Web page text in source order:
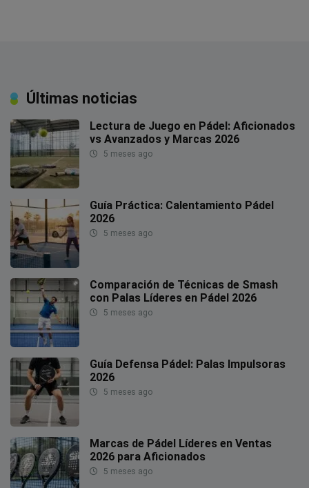
Últimas noticias
Lectura de Juego en Pádel: Aficionados
vs Avanzados y Marcas 2026
5 meses ago
Guía Práctica: Calentamiento Pádel
2026
5 meses ago
Comparación de Técnicas de Smash
con Palas Líderes en Pádel 2026
5 meses ago
Guía Defensa Pádel: Palas Impulsoras
2026
5 meses ago
Marcas de Pádel Líderes en Ventas
2026 para Aficionados
5 meses ago